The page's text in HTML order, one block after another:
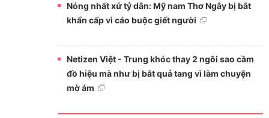
Nóng nhất xứ tỷ dân: Mỹ nam Thơ Ngây bị bắt
khẩn cấp vì cáo buộc giết người
Netizen Việt - Trung khóc thay 2 ngôi sao cầm
đồ hiệu mà như bị bắt quả tang vì làm chuyện
mờ ám